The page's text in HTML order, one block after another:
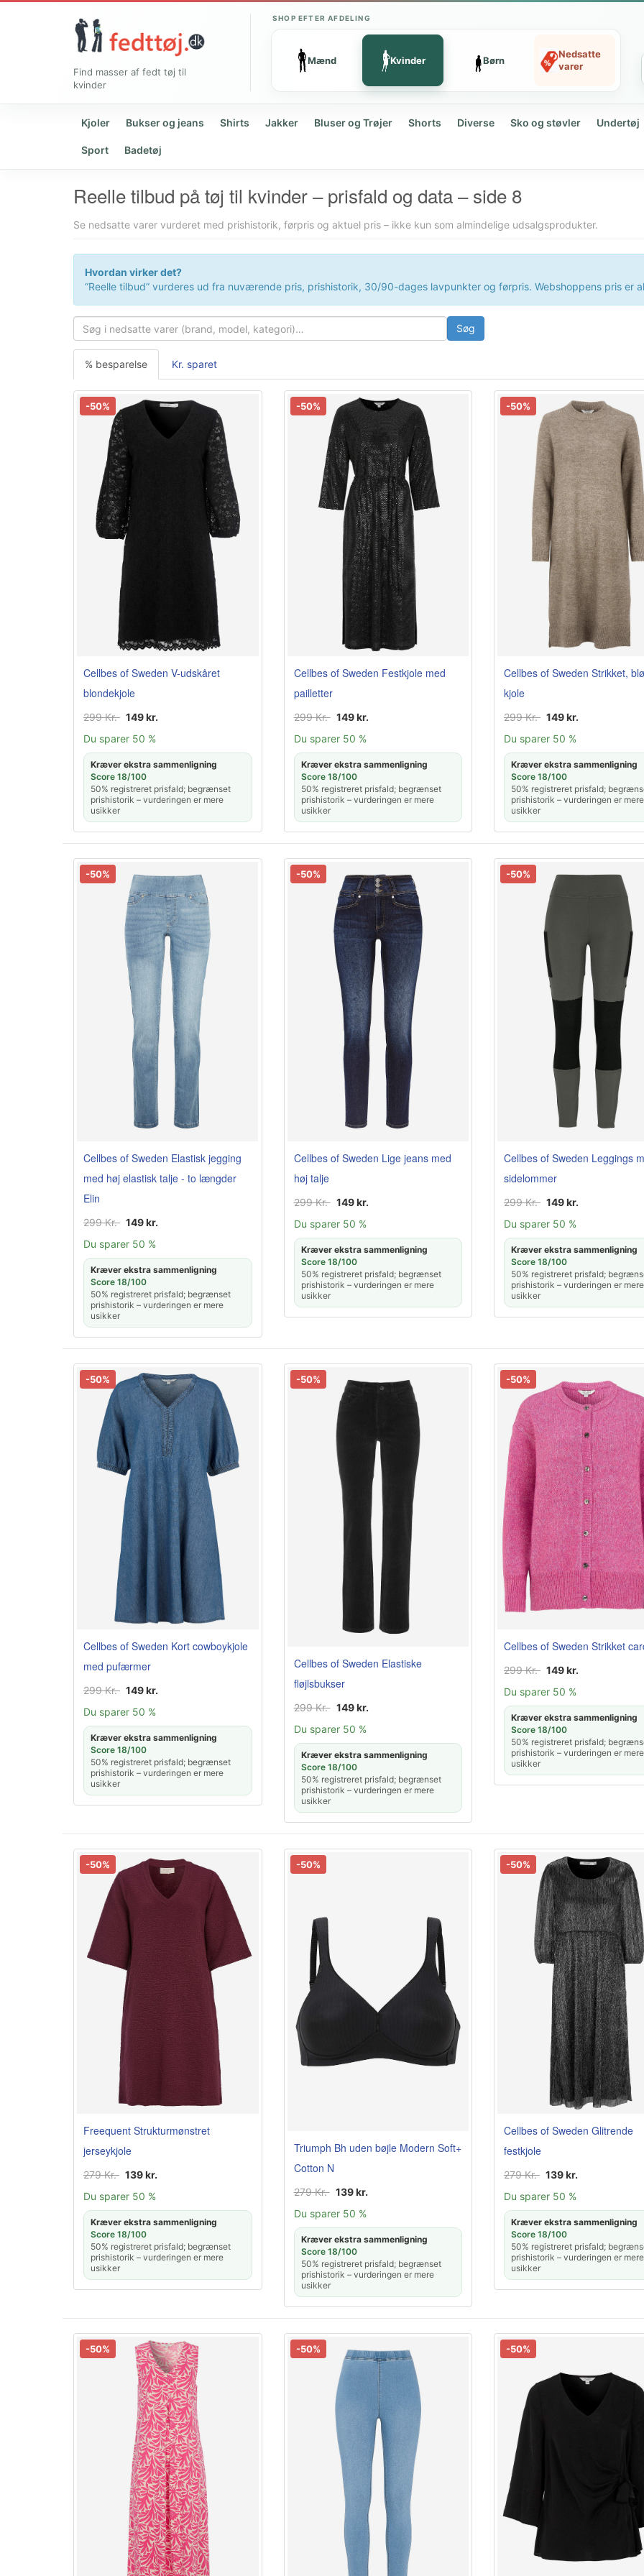
Find masser af fedt tøj til
kvinder
SHOP EFTER AFDELING
Mænd Kvinder Børn
Nedsatte
varer
Kjoler Bukser og jeans Shirts Jakker Bluser og Trøjer Shorts Diverse Sko og støvler Undertøj
Sport Badetøj
Reelle tilbud på tøj til kvinder – prisfald og data – side 8
Se nedsatte varer vurderet med prishistorik, førpris og aktuel pris – ikke kun som almindelige udsalgsprodukter.
Hvordan virker det?
“Reelle tilbud” vurderes ud fra nuværende pris, prishistorik, 30/90-dages lavpunkter og førpris. Webshoppens pris er
Søg
% besparelse Kr. sparet
-50%
Cellbes of Sweden V-udskåret
blondekjole
299 Kr. 149 kr.
Du sparer 50 %
Kræver ekstra sammenligning
Score 18/100
50% registreret prisfald; begrænset
prishistorik – vurderingen er mere
usikker
-50%
Cellbes of Sweden Festkjole med
pailletter
299 Kr. 149 kr.
Du sparer 50 %
Kræver ekstra sammenligning
Score 18/100
50% registreret prisfald; begrænset
prishistorik – vurderingen er mere
usikker
-50%
Cellbes of Sweden Strikket,
kjole
299 Kr. 149 kr.
Du sparer 50 %
Kræver ekstra sammenligning
Score 18/100
50% registreret prisfald;
prishistorik – vurderingen er mere
usikker
-50%
Cellbes of Sweden Elastisk jegging
med høj elastisk talje - to længder
Elin
299 Kr. 149 kr.
Du sparer 50 %
Kræver ekstra sammenligning
Score 18/100
50% registreret prisfald; begrænset
prishistorik – vurderingen er mere
usikker
-50%
Cellbes of Sweden Lige jeans med
høj talje
299 Kr. 149 kr.
Du sparer 50 %
Kræver ekstra sammenligning
Score 18/100
50% registreret prisfald; begrænset
prishistorik – vurderingen er mere
usikker
-50%
Cellbes of Sweden Leggings
sidelommer
299 Kr. 149 kr.
Du sparer 50 %
Kræver ekstra sammenligning
Score 18/100
50% registreret prisfald;
prishistorik – vurderingen er mere
usikker
-50%
Cellbes of Sweden Kort cowboykjole
med pufærmer
299 Kr. 149 kr.
Du sparer 50 %
Kræver ekstra sammenligning
Score 18/100
50% registreret prisfald; begrænset
prishistorik – vurderingen er mere
usikker
-50%
Cellbes of Sweden Elastiske
fløjlsbukser
299 Kr. 149 kr.
Du sparer 50 %
Kræver ekstra sammenligning
Score 18/100
50% registreret prisfald; begrænset
prishistorik – vurderingen er mere
usikker
-50%
Cellbes of Sweden Strikket
299 Kr. 149 kr.
Du sparer 50 %
Kræver ekstra sammenligning
Score 18/100
50% registreret prisfald;
prishistorik – vurderingen er mere
usikker
-50%
Freequent Strukturmønstret
jerseykjole
279 Kr. 139 kr.
Du sparer 50 %
Kræver ekstra sammenligning
Score 18/100
50% registreret prisfald; begrænset
prishistorik – vurderingen er mere
usikker
-50%
Triumph Bh uden bøjle Modern Soft+
Cotton N
279 Kr. 139 kr.
Du sparer 50 %
Kræver ekstra sammenligning
Score 18/100
50% registreret prisfald; begrænset
prishistorik – vurderingen er mere
usikker
-50%
Cellbes of Sweden Glitrende
festkjole
279 Kr. 139 kr.
Du sparer 50 %
Kræver ekstra sammenligning
Score 18/100
50% registreret prisfald;
prishistorik – vurderingen er mere
usikker
-50% -50% -50%